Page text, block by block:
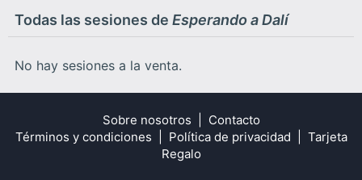
Todas las sesiones de Esperando a Dalí
No hay sesiones a la venta.
Sobre nosotros
Contacto
Términos y condiciones
Política de privacidad
Tarjeta
Regalo